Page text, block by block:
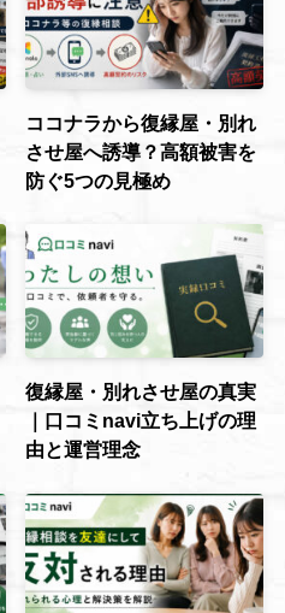
ココナラから復縁屋・別れ
させ屋へ誘導？高額被害を
防ぐ5つの見極め
復縁屋・別れさせ屋の真実
｜口コミnavi立ち上げの理
由と運営理念